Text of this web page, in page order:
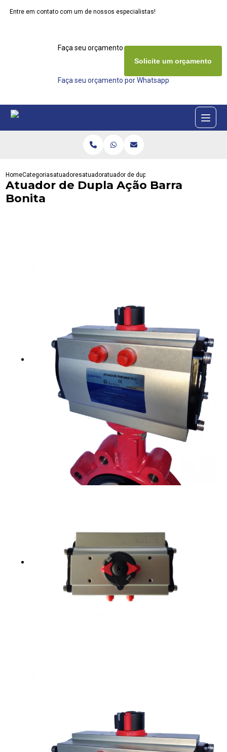
Entre em contato com um de nossos especialistas!
Faça seu orçamento agora mesmo
Faça seu orçamento por Whatsapp
Solicite um orçamento
HomeCategoriasatuadoresatuadoratuador de dupla acao barra bonita
Atuador de Dupla Ação Barra
Bonita